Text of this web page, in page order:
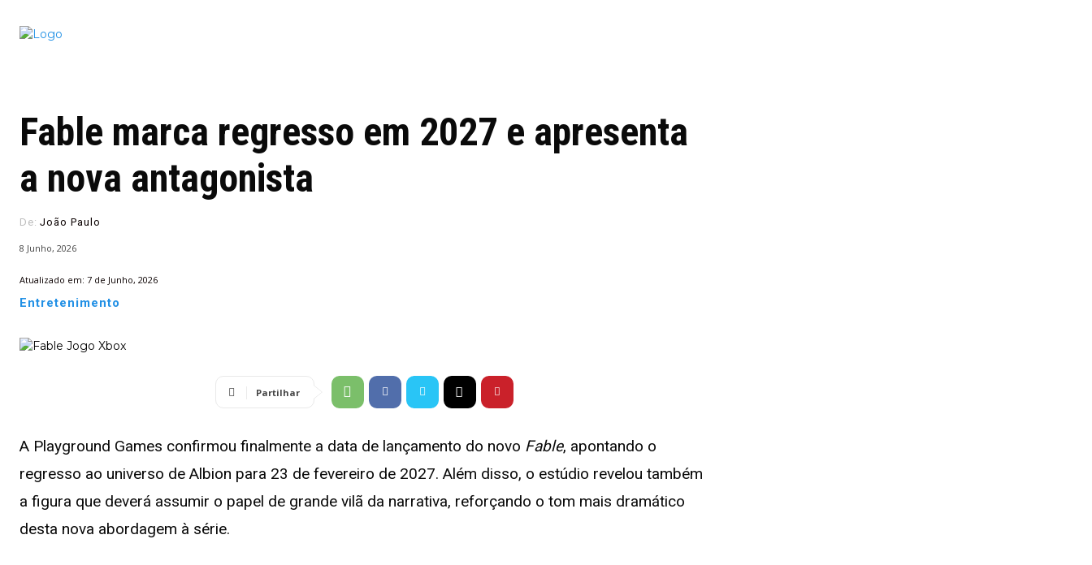
Fable marca regresso em 2027 e apresenta
a nova antagonista
De: João Paulo
8 Junho, 2026
Atualizado em: 7 de Junho, 2026
Entretenimento
Partilhar
A Playground Games confirmou finalmente a data de lançamento do novo Fable, apontando o
regresso ao universo de Albion para 23 de fevereiro de 2027. Além disso, o estúdio revelou também
a figura que deverá assumir o papel de grande vilã da narrativa, reforçando o tom mais dramático
desta nova abordagem à série.